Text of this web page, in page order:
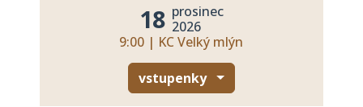
18 prosinec
2026
9:00 | KC Velký mlýn
vstupenky